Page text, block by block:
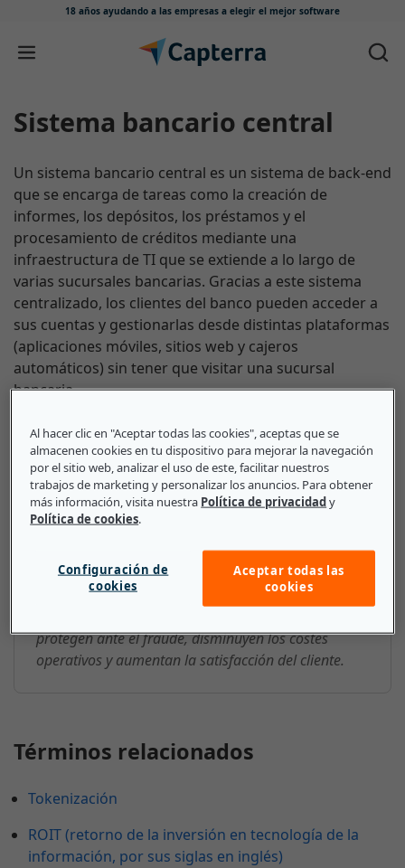
18 años ayudando a las empresas a elegir el mejor software
Ir directamente al contenido
Sistema bancario central
Un sistema bancario central es un sistema de back-end
que se encarga de tareas como la creación de
informes, los depósitos, los préstamos y el
procesamiento de créditos mediante una
infraestructura de TI que se extiende a lo largo de
varias sucursales bancarias. Gracias a este sistema
centralizado, los clientes del banco pueden acceder a
sus cuentas y gestionarlas desde distintas plataformas
(aplicaciones móviles, sitios web y cajeros
automáticos) sin tener que visitar una sucursal
bancaria.
Lo que deben saber las pequeñas
y medianas empresas sobre
Sistema bancario central
Los sistemas bancarios centrales ofrecen una serie
de beneficios tanto para los clientes como para las
protegen ante el fraude, disminuyen los costes
operativos y aumentan la satisfacción del cliente.
Términos relacionados
Tokenización
ROIT (retorno de la inversión en tecnología de la
información, por sus siglas en inglés)
Al hacer clic en "Aceptar todas las cookies", aceptas que se
almacenen cookies en tu dispositivo para mejorar la navegación
por el sitio web, analizar el uso de este, facilitar nuestros
trabajos de marketing y personalizar los anuncios. Para obtener
más información, visita nuestra Política de privacidady
Política de cookies.
Configuración de
cookies
Aceptar todas las
cookies